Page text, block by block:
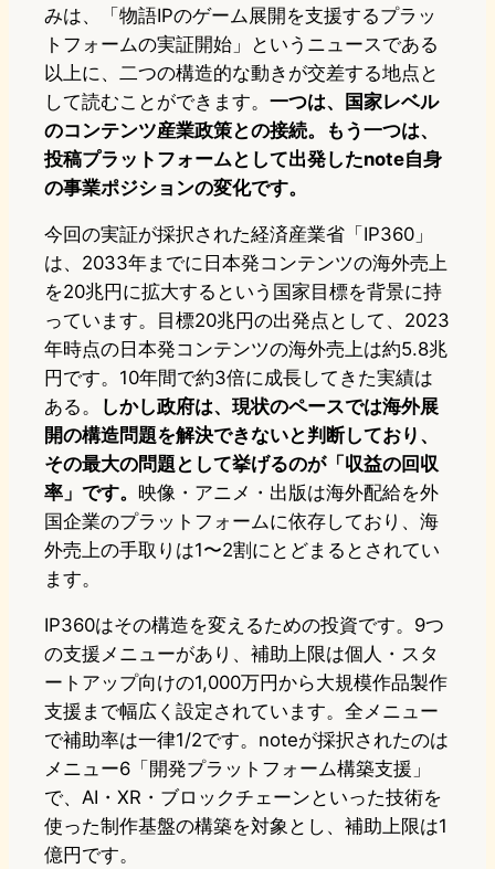
みは、「物語IPのゲーム展開を支援するプラッ
トフォームの実証開始」というニュースである
以上に、二つの構造的な動きが交差する地点と
して読むことができます。 一つは、国家レベル
のコンテンツ産業政策との接続。もう一つは、
投稿プラットフォームとして出発したnote自身
の事業ポジションの変化です。
今回の実証が採択された経済産業省「IP360」
は、2033年までに日本発コンテンツの海外売上
を20兆円に拡大するという国家目標を背景に持
っています。目標20兆円の出発点として、2023
年時点の日本発コンテンツの海外売上は約5.8兆
円です。10年間で約3倍に成長してきた実績は
ある。
しかし政府は、現状のペースでは海外展
開の構造問題を解決できないと判断しており、
その最大の問題として挙げるのが「収益の回収
率」です。 映像・アニメ・出版は海外配給を外
国企業のプラットフォームに依存しており、海
外売上の手取りは1〜2割にとどまるとされてい
ます。
IP360はその構造を変えるための投資です。9つ
の支援メニューがあり、補助上限は個人・スタ
ートアップ向けの1,000万円から大規模作品製作
支援まで幅広く設定されています。全メニュー
で補助率は一律1/2です。noteが採択されたのは
メニュー6「開発プラットフォーム構築支援」
で、AI・XR・ブロックチェーンといった技術を
使った制作基盤の構築を対象とし、補助上限は1
億円です。